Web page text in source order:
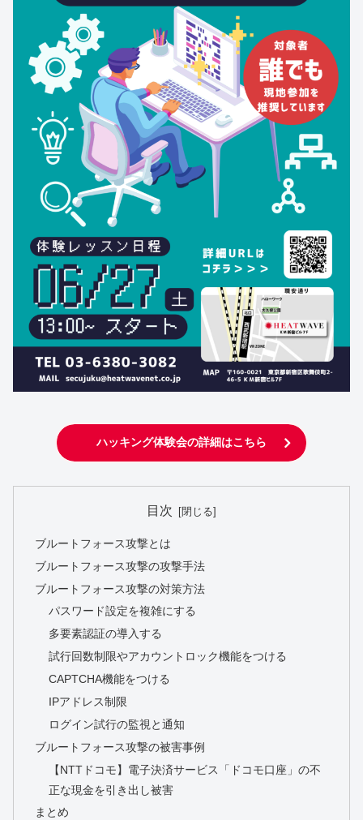
ハッキング体験会の詳細はこちら
目次
ブルートフォース攻撃とは
ブルートフォース攻撃の攻撃手法
ブルートフォース攻撃の対策方法
パスワード設定を複雑にする
多要素認証の導入する
試行回数制限やアカウントロック機能をつける
CAPTCHA機能をつける
IPアドレス制限
ログイン試行の監視と通知
ブルートフォース攻撃の被害事例
【NTTドコモ】電子決済サービス「ドコモ口座」の不
正な現金を引き出し被害
まとめ